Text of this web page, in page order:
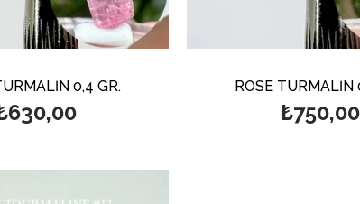
0,4 GR. ROSE TURMALİN
₺750,00